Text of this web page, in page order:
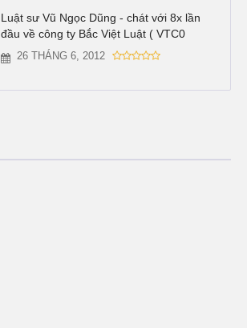
Luật sư Vũ Ngọc Dũng - chát với 8x lần
đầu về công ty Bắc Việt Luật ( VTC0
26 THÁNG 6, 2012